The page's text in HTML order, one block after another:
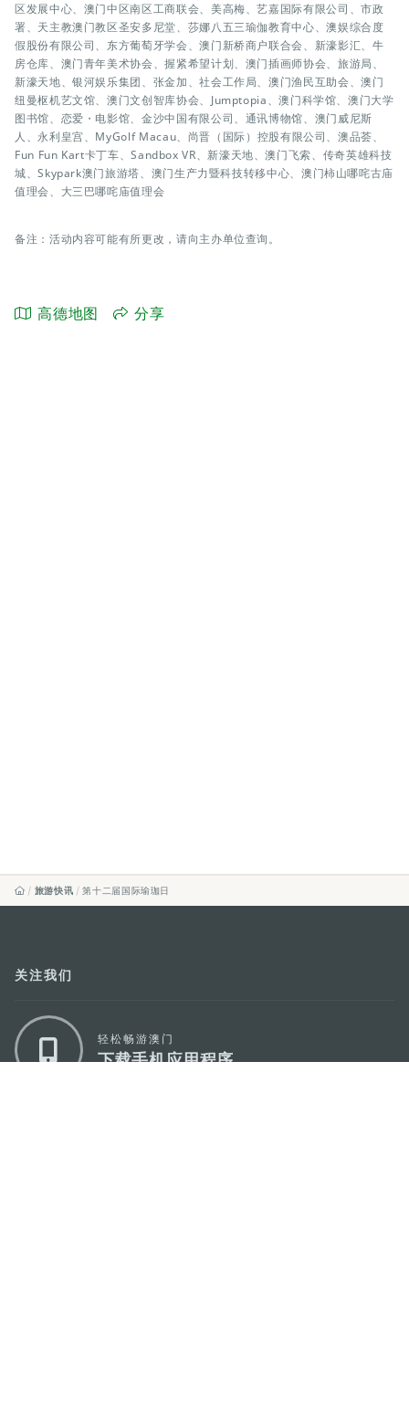
区发展中心、澳门中区南区工商联会、美高梅、艺嘉国际有限公司、市政
署、天主教澳门教区圣安多尼堂、莎娜八五三瑜伽教育中心、澳娱综合度
假股份有限公司、东方葡萄牙学会、澳门新桥商户联合会、新濠影汇、牛
房仓库、澳门青年美术协会、握紧希望计划、澳门插画师协会、旅游局、
新濠天地、银河娱乐集团、张金加、社会工作局、澳门渔民互助会、澳门
纽曼枢机艺文馆、澳门文创智库协会、Jumptopia、澳门科学馆、澳门大学
图书馆、恋爱・电影馆、金沙中国有限公司、通讯博物馆、澳门威尼斯
人、永利皇宫、MyGolf Macau、尚晋（国际）控股有限公司、澳品荟、
Fun Fun Kart卡丁车、Sandbox VR、新濠天地、澳门飞索、传奇英雄科技
城、Skypark澳门旅游塔、澳门生产力暨科技转移中心、澳门柿山哪咤古庙
值理会、大三巴哪咤庙值理会
备注：活动内容可能有所更改，请向主办单位查询。
高德地图 分享
旅游快讯 第十二届国际瑜珈日
关注我们
轻松畅游澳门
下载手机应用程序